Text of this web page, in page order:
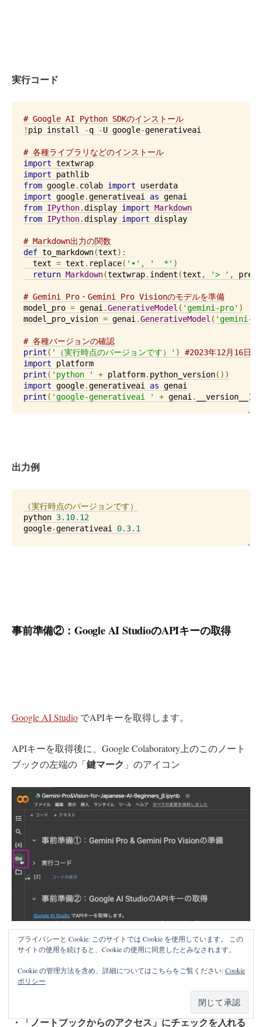
実行コード
# Google AI Python SDKのインストール
! pip install -q -U google-generativeai
# 各種ライブラリなどのインストール
import
textwrap
import
pathlib
from google. colab import
userdata
import google.generativeai as
from IPython.display import Markdown
from IPython.display import display
# Markdown出力の関数
def to_markdown(text):
  text
= text . replace( '•' , '  *' )
return Markdown(textwrap. indent (text , '> ' ,
# Gemini Pro・Gemini Pro Visionのモデルを準備
model_pro = genai .GenerativeModel ( 'gemini-pro' )
model_pro_vision = genai .GenerativeModel ( 'gemini-
# 各種バージョンの確認
print ( '（実行時点のバージョンです）' )
#2023年12月16日実
import
platform
print ( 'python ' + platform. python_version())
import google.generativeai as
print ( 'google-generativeai ' + genai . __version__ )
出力例
（実行時点のバージョンです）
python 3.10. 12
google-generativeai 0.3. 1
事前準備②：Google AI StudioのAPIキーの取得
Google AI Studio でAPIキーを取得します。
APIキーを取得後に、Google Colaboratory上のこのノート
ブックの左端の「鍵マーク 」のアイコン
をクリックし、「＋ 新しいシークレットを追加」をクリ
・名前（「GOOGLE_API_KEY」という名前にします）
・「ノートブックからのアクセス」にチェックを入れる
プライバシーと Cookie: このサイトでは Cookie を使用しています。 この
サイトの使用を続けると、Cookie の使用に同意したとみなされます。
Cookie の管理方法を含め、詳細についてはこちらをご覧ください:Cookie
ポリシー